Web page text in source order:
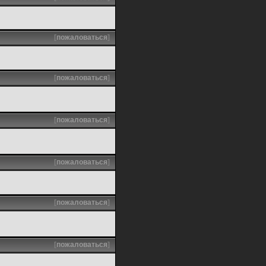
[пожаловаться]
[пожаловаться]
[пожаловаться]
[пожаловаться]
[пожаловаться]
[пожаловаться]